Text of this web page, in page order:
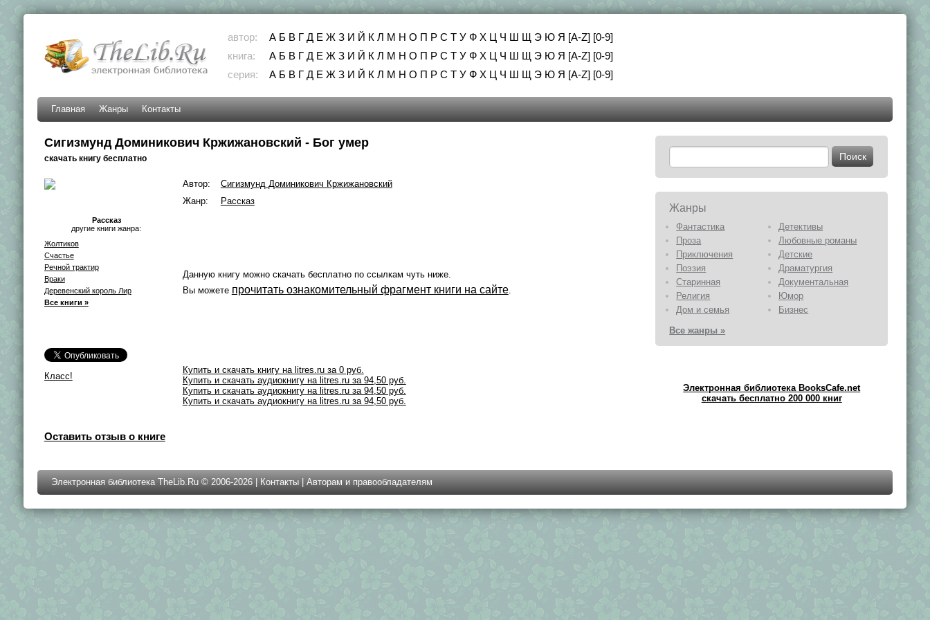
автор: А Б В Г Д Е Ж З И Й К Л М Н О П Р С Т У Ф Х Ц Ч Ш Щ Э Ю Я [A-Z] [0-9]
книга:
А Б В Г Д Е Ж З И Й К Л М Н О П Р С Т У Ф Х Ц Ч Ш Щ Э Ю Я [A-Z] [0-9]
серия:
А Б В Г Д Е Ж З И Й К Л М Н О П Р С Т У Ф Х Ц Ч Ш Щ Э Ю Я [A-Z] [0-9]
Главная Жанры Контакты
Сигизмунд Доминикович Кржижановский - Бог умер
скачать книгу бесплатно
Рассказ
другие книги жанра:
Жолтиков
Счастье
Речной трактир
Враки
Деревенский король Лир
Все книги »
Класс!
Автор:
Сигизмунд Доминикович Кржижановский
Жанр:
Рассказ
Данную книгу можно скачать бесплатно по ссылкам чуть ниже.
Вы можете прочитать ознакомительный фрагмент книги на сайте.
Купить и скачать книгу на litres.ru за 0 руб.
Купить и скачать аудиокнигу на litres.ru за 94,50 руб.
Купить и скачать аудиокнигу на litres.ru за 94,50 руб.
Купить и скачать аудиокнигу на litres.ru за 94,50 руб.
Оставить отзыв о книге
Жанры
Фантастика
Детективы
Проза
Любовные романы
Приключения
Детские
Поэзия
Драматургия
Старинная
Документальная
Религия
Юмор
Дом и семья
Бизнес
Все жанры »
Электронная библиотека BooksCafe.net
скачать бесплатно 200 000 книг
Электронная библиотека TheLib.Ru © 2006-2026 | Контакты| Авторам и правообладателям